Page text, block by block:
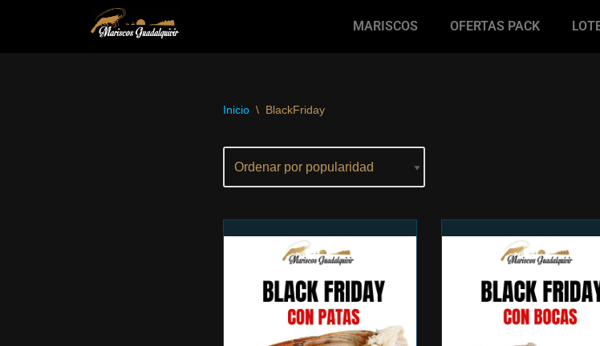
MARISCOS OFERTAS PACK
Inicio \ BlackFriday